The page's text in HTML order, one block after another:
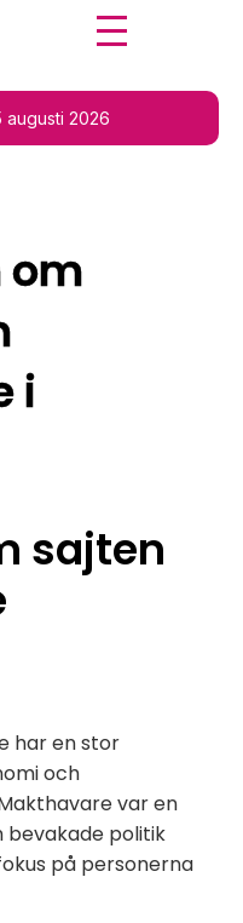
augusti 2026
om
i
sajten
har en stor
och
var en
bevakade politik
på personerna